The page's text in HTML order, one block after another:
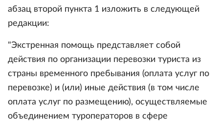
абзац второй пункта 1 изложить в следующей
редакции:
"Экстренная помощь представляет собой
действия по организации перевозки туриста из
страны временного пребывания (оплата услуг по
перевозке) и (или) иные действия (в том числе
оплата услуг по размещению), осуществляемые
объединением туроператоров в сфере